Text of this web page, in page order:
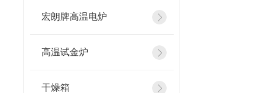
宏朗牌高温电炉
高温试金炉
干燥箱